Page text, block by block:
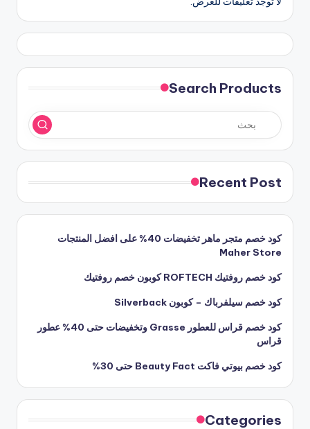
Search Products
Recent Post
كود خصم متجر ماهر تخفيضات 40% على افضل المنتجات
Maher Store
كود خصم روفتيك ROFTECH كوبون خصم روفتيك
كود خصم سيلفرباك – كوبون Silverback
كود خصم قراس للعطور Grasse وتخفيضات حتى 40% عطور
قراس
كود خصم بيوتي فاكت Beauty Fact حتى 30%
Categories